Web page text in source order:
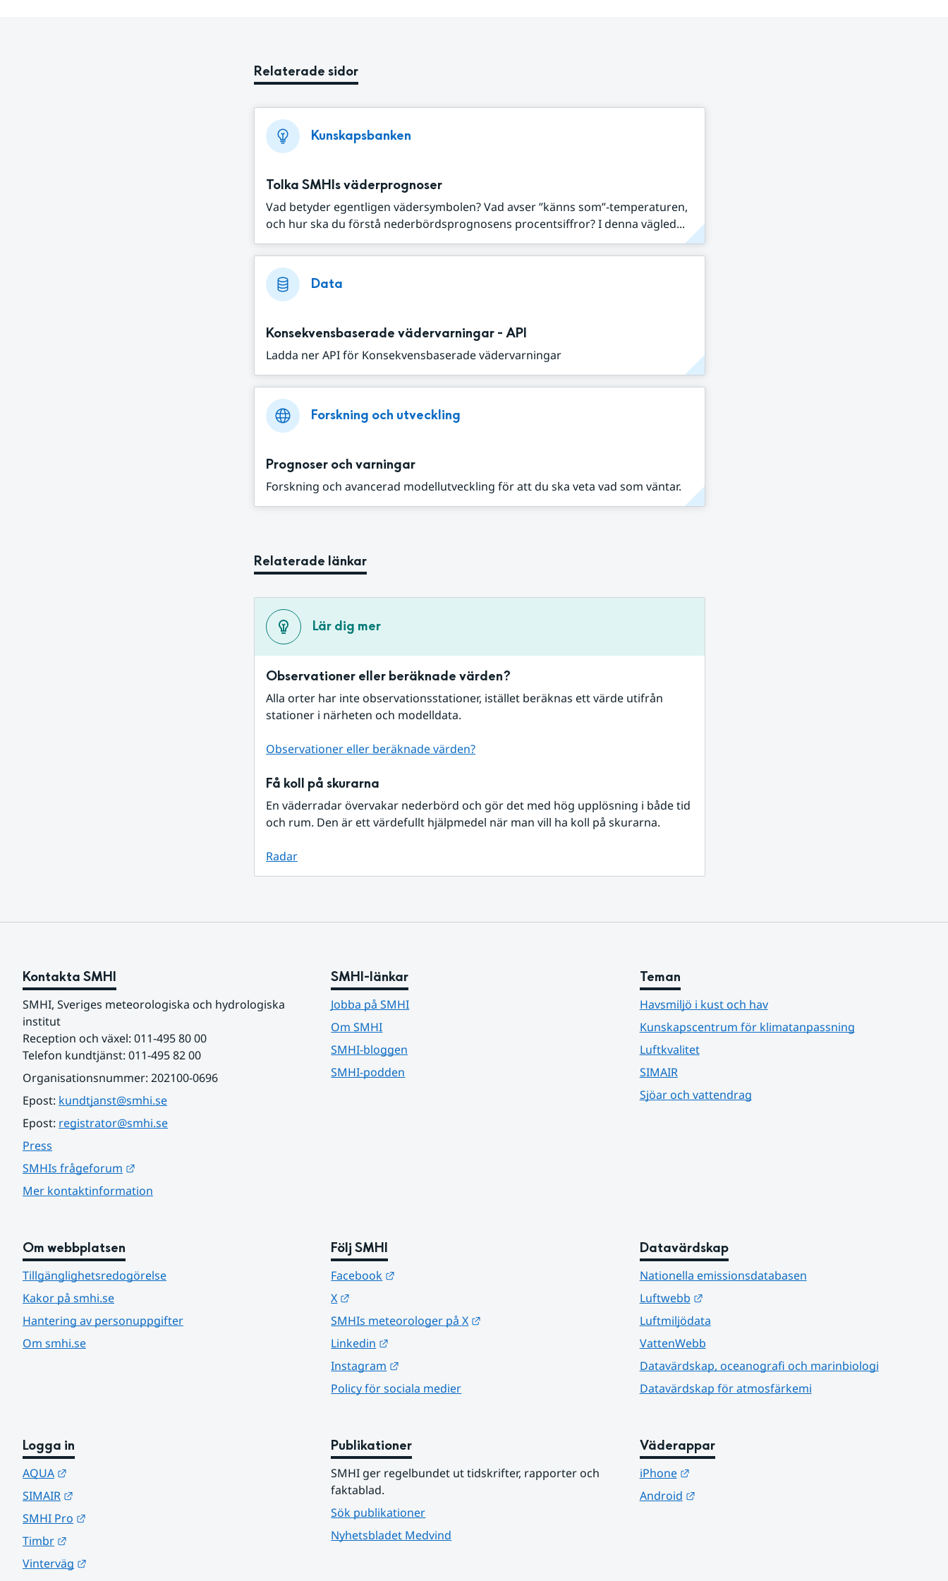
Relaterade sidor
Kunskapsbanken
Tolka SMHIs väderprognoser
Vad betyder egentligen vädersymbolen? Vad avser ”känns som”-temperaturen,
och hur ska du förstå nederbördsprognosens procentsiffror? I denna vägled...
Data
Konsekvensbaserade vädervarningar - API
Ladda ner API för Konsekvensbaserade vädervarningar
Forskning och utveckling
Prognoser och varningar
Forskning och avancerad modellutveckling för att du ska veta vad som väntar.
Relaterade länkar
Lär dig mer
Observationer eller beräknade värden?
Alla orter har inte observationsstationer, istället beräknas ett värde utifrån
stationer i närheten och modelldata.
Observationer eller beräknade värden?
Få koll på skurarna
En väderradar övervakar nederbörd och gör det med hög upplösning i både tid
och rum. Den är ett värdefullt hjälpmedel när man vill ha koll på skurarna.
Radar
Kontakta SMHI
SMHI, Sveriges meteorologiska och hydrologiska
institut
Reception och växel: 011-495 80 00
Telefon kundtjänst: 011-495 82 00
Organisationsnummer: 202100-0696
Epost: kundtjanst@smhi.se
Epost: registrator@smhi.se
Press
SMHIs frågeforum
Mer kontaktinformation
SMHI-länkar
Jobba på SMHI
Om SMHI
SMHI-bloggen
SMHI-podden
Teman
Havsmiljö i kust och hav
Kunskapscentrum för klimatanpassning
Luftkvalitet
SIMAIR
Sjöar och vattendrag
Om webbplatsen
Tillgänglighetsredogörelse
Kakor på smhi.se
Hantering av personuppgifter
Om smhi.se
Följ SMHI
Facebook
X
SMHIs meteorologer på X
Linkedin
Instagram
Policy för sociala medier
Datavärdskap
Nationella emissionsdatabasen
Luftwebb
Länk till annan webbplats.
Luftmiljödata
VattenWebb
Datavärdskap, oceanografi och marinbiologi
Datavärdskap för atmosfärkemi
Logga in
AQUA
SIMAIR
SMHI Pro
Timbr
Vinterväg
Publikationer
SMHI ger regelbundet ut tidskrifter, rapporter och
faktablad.
Sök publikationer
Nyhetsbladet Medvind
Väderappar
iPhone
Länk till annan webbplats.
Android
Länk till annan webbplats.